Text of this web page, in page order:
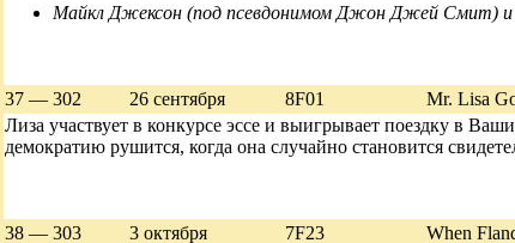
Майкл Джексон (под псевдонимом Джон Джей Смит) и
37 — 302 26 сентября 8F01
Mr. Lisa
Лиза участвует в конкурсе эссе и выигрывает поездку в
демократию рушится, когда она случайно становится
38 — 303 3 октября 7F23
When